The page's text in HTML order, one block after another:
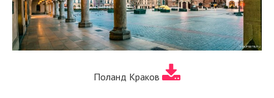
Поланд Краков